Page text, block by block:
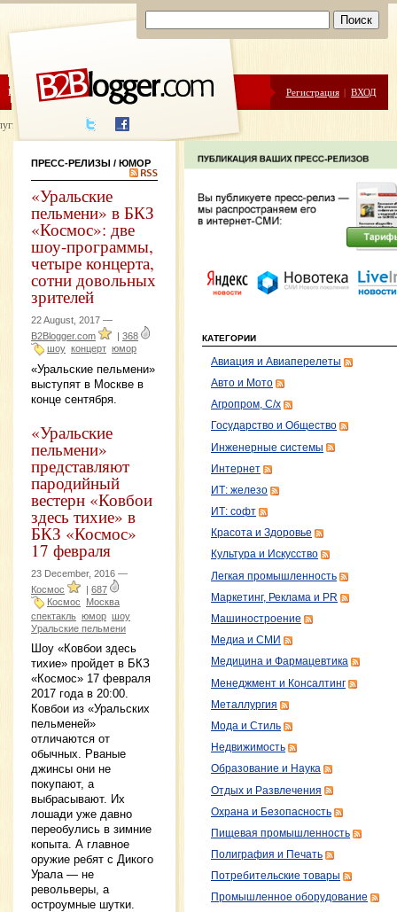
ЦЕНЫ ПОМОЩЬ Регистрация | ВХОД
написания
ПРЕСС-РЕЛИЗЫ / ЮМОР
«Уральские
пельмени» в БКЗ
«Космос»: две
шоу-программы,
четыре концерта,
сотни довольных
зрителей
22 August, 2017 —
B2Blogger.com
| 368
шоу концерт юмор
«Уральские пельмени»
выступят в Москве в
конце сентября.
«Уральские
пельмени»
представляют
пародийный
вестерн «Ковбои
здесь тихие» в
БКЗ «Космос»
17 февраля
23 December, 2016 —
Космос
| 687
Космос
Москва
спектакль юмор шоу
Уральские пельмени
Шоу «Ковбои здесь
тихие» пройдет в БКЗ
«Космос» 17 февраля
2017 года в 20:00.
Ковбои из «Уральских
пельменей»
отличаются от
обычных. Рваные
джинсы они не
покупают, а
выбрасывают. Их
лошади уже давно
переобулись в зимние
копыта. А главное
оружие ребят с Дикого
Урала — не
револьверы, а
остроумные шутки.
КАТЕГОРИИ
Авиация и Авиаперелеты
Авто и Мото
Агропром, С/х
Государство и Общество
Инженерные системы
Интернет
ИТ: железо
ИТ: софт
Красота и Здоровье
Культура и Искусство
Легкая промышленность
Маркетинг, Реклама и PR
Машиностроение
Медиа и СМИ
Медицина и Фармацевтика
Менеджмент и Консалтинг
Металлургия
Мода и Стиль
Недвижимость
Образование и Наука
Отдых и Развлечения
Охрана и Безопасность
Пищевая промышленность
Полиграфия и Печать
Потребительские товары
Промышленное оборудование